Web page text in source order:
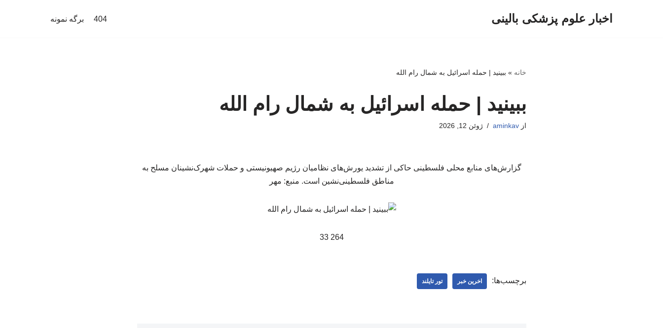
اخبار علوم پزشکی بالینی 404 برگه نمونه
خانه » ببینید | حمله اسرائیل به شمال رام الله
ببینید | حمله اسرائیل به شمال رام الله
ازaminkav ژوئن 12, 2026
گزارش‌های منابع محلی فلسطینی حاکی از تشدید یورش‌های نظامیان رژیم صهیونیستی و حملات شهرک‌نشینان مسلح به
مناطق فلسطینی‌نشین است. منبع: مهر
264 33
برچسب‌ها: اخرین خبر تور تایلند